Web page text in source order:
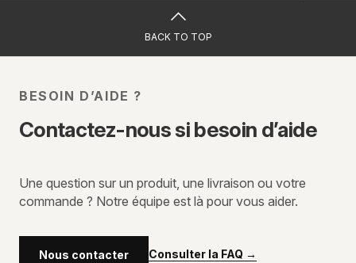
BACK TO TOP
BESOIN D’AIDE ?
Contactez-nous si besoin d’aide
Une question sur un produit, une livraison ou votre
commande ? Notre équipe est là pour vous aider.
Nous contacter Consulter la FAQ →